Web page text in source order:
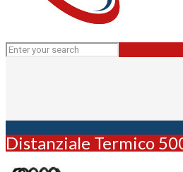
Distanziale Termico